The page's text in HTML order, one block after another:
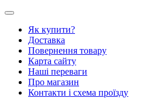
Як купити?
Доставка
Повернення товару
Карта сайту
Наші переваги
Про магазин
Контакти і схема проїзду